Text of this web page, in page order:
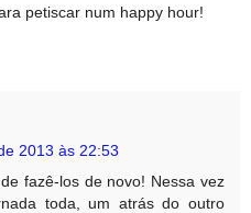
petiscar num happy hour!
2013 às 22:53
fazê-los de novo! Nessa vez
toda, um atrás do outro